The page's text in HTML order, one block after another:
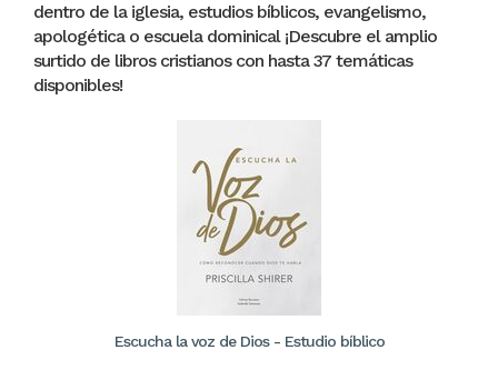
dentro de la iglesia, estudios bíblicos, evangelismo,
apologética o escuela dominical ¡Descubre el amplio
surtido de libros cristianos con hasta 37 temáticas
disponibles!
Escucha la voz de Dios - Estudio bíblico